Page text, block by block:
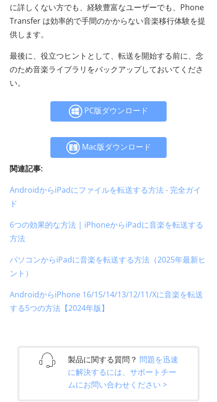
に詳しくない方でも、経験豊富なユーザーでも、Phone
Transfer は効率的で手間のかからない音楽移行体験を提
供します。
最後に、役立つヒントとして、転送を開始する前に、念
のため音楽ライブラリをバックアップしておいてくださ
い。
PC版ダウンロード
Mac版ダウンロード
関連記事:
AndroidからiPadにファイルを転送する方法 - 完全ガイ
ド
6つの効果的な方法 | iPhoneからiPadに音楽を転送する
方法
パソコンからiPadに音楽を転送する方法（2025年最新ヒ
ント）
AndroidからiPhone 16/15/14/13/12/11/Xに音楽を転送
する5つの方法【2024年版】
製品に関する質問？ 問題を迅速
に解決するには、サポートチー
ムにお問い合わせください >